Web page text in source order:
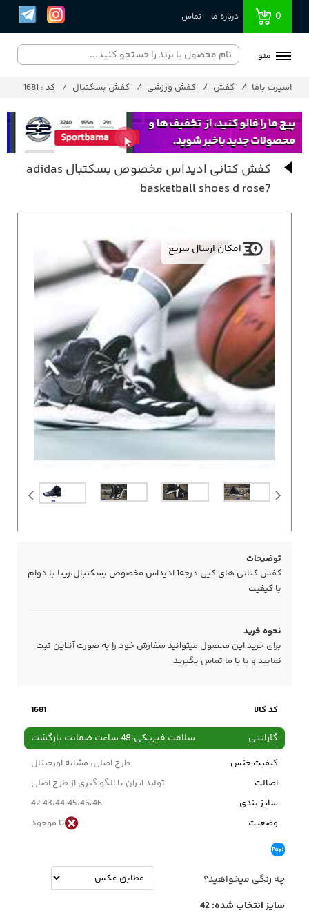
0 درباره ما تماس
منو
اسپرت باما کفش کفش ورزشی کفش بسکتبال کد : 1681
کفش کتانی ادیداس مخصوص بسکتبال adidas
basketball shoes d rose7
امکان ارسال سریع
توضیحات
کفش کتانی های کپی درجه1 ادیداس مخصوص بسکتبال،زیبا با دوام
با کیفیت
نحوه خرید
برای خرید این محصول میتوانید سفارش خود را به صورت آنلاین ثبت
نمایید و یا با ما تماس بگیرید
کد کالا 1681
گارانتی سلامت فیزیکی،48 ساعت ضمانت بازگشت
کیفیت جنس
طرح اصلی، مشابه اورجینال
اصالت
تولید ایران با الگو گیری از طرح اصلی
سایز بندی
42،43،44،45،46،46
وضعیت
نا موجود
چه رنگی میخواهید؟
سایز انتخاب شده:42